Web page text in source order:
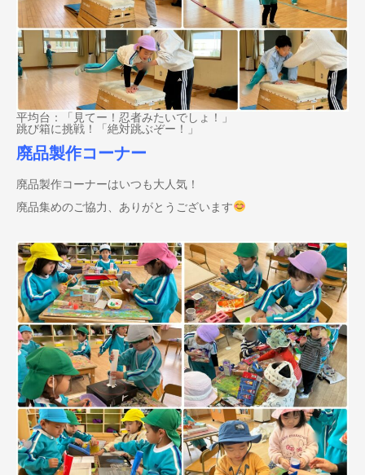
平均台：「見てー！忍者みたいでしょ！」
跳び箱に挑戦！「絶対跳ぶぞー！」
廃品製作コーナー
廃品製作コーナーはいつも大人気！
廃品集めのご協力、ありがとうございます